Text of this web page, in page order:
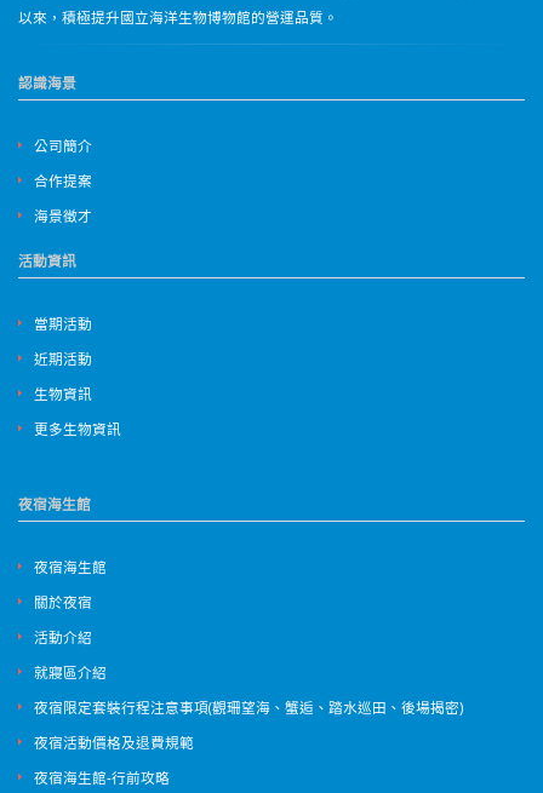
以來，積極提升國立海洋生物博物館的營運品質。
認識海景
公司簡介
合作提案
海景徵才
活動資訊
當期活動
近期活動
生物資訊
更多生物資訊
夜宿海生館
夜宿海生館
關於夜宿
活動介紹
就寢區介紹
夜宿限定套裝行程注意事項(觀珊望海、蟹逅、踏水巡田、後場揭密)
夜宿活動價格及退費規範
夜宿海生館-行前攻略